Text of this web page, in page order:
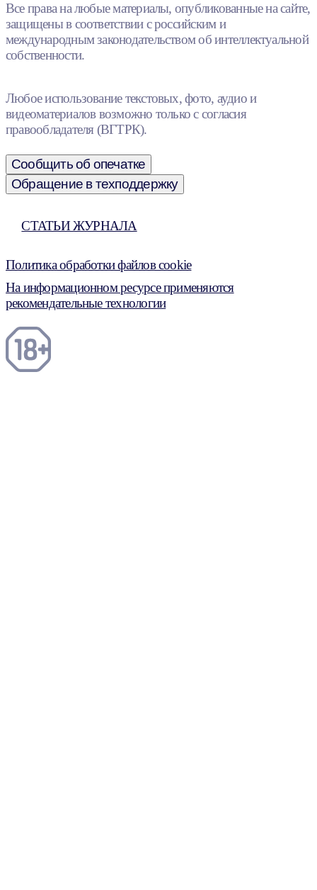
Все права на любые материалы, опубликованные на сайте,
защищены в соответствии с российским и
международным законодательством об интеллектуальной
собственности.
Любое использование текстовых, фото, аудио и
видеоматериалов возможно только с согласия
правообладателя (ВГТРК).
Сообщить об опечатке
Обращение в техподдержку
СТАТЬИ ЖУРНАЛА
Политика обработки файлов cookie
На информационном ресурсе применяются
рекомендательные технологии